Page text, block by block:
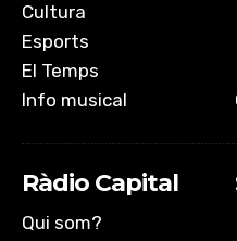
Cultura
Esports
El Temps
Info musical
Ràdio Capital
Qui som?